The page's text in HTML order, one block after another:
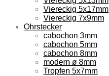
Viereckig 5x17mm
Viereckig 7x9mm
Ohrstecker
cabochon 3mm
cabochon 5mm
cabochon 8mm
modern ø 8mm
Tropfen 5x7mm